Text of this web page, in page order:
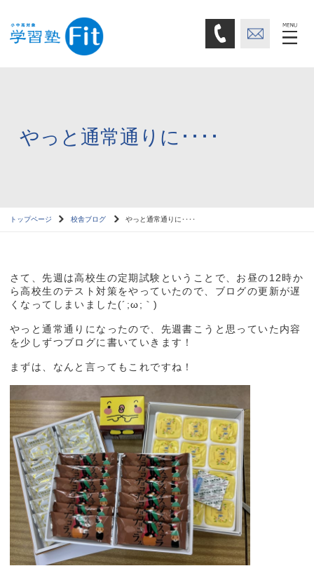
やっと通常通りに････
トップページ 校舎ブログ やっと通常通りに････
さて、先週は高校生の定期試験ということで、お昼の12時か
ら高校生のテスト対策をやっていたので、ブログの更新が遅
くなってしまいました(´;ω;｀)
やっと通常通りになったので、先週書こうと思っていた内容
を少しずつブログに書いていきます！
まずは、なんと言ってもこれですね！